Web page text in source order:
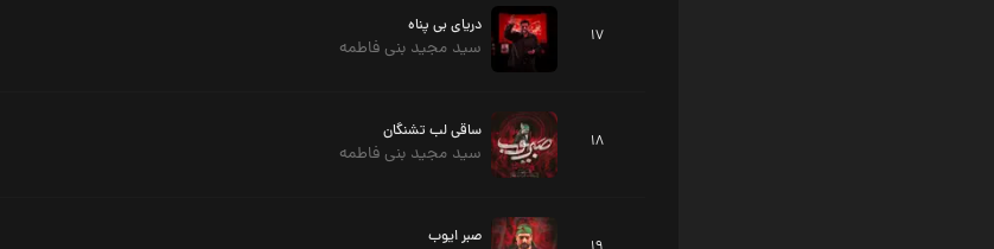
17 دریای بی پناه
سید مجید بنی فاطمه
18 ساقی لب تشنگان
سید مجید بنی فاطمه
صبر ایوب